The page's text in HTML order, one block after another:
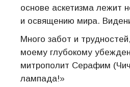
основе аскетизма лежит
и освящению мира.
Много забот и
моему глубокому
митрополит Серафим
лампада!»